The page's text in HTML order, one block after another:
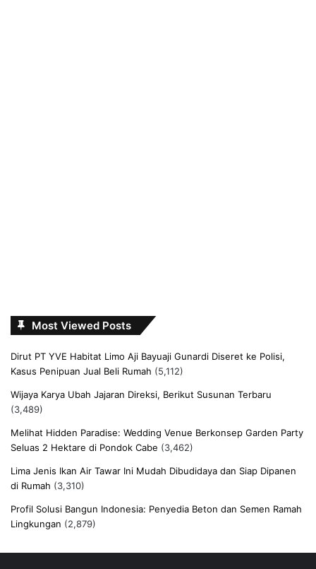
Most Viewed Posts
Dirut PT YVE Habitat Limo Aji Bayuaji Gunardi Diseret ke Polisi,
Kasus Penipuan Jual Beli Rumah (5,112)
Wijaya Karya Ubah Jajaran Direksi, Berikut Susunan Terbaru
(3,489)
Melihat Hidden Paradise: Wedding Venue Berkonsep Garden Party
Seluas 2 Hektare di Pondok Cabe (3,462)
Lima Jenis Ikan Air Tawar Ini Mudah Dibudidaya dan Siap Dipanen
di Rumah (3,310)
Profil Solusi Bangun Indonesia: Penyedia Beton dan Semen Ramah
Lingkungan (2,879)